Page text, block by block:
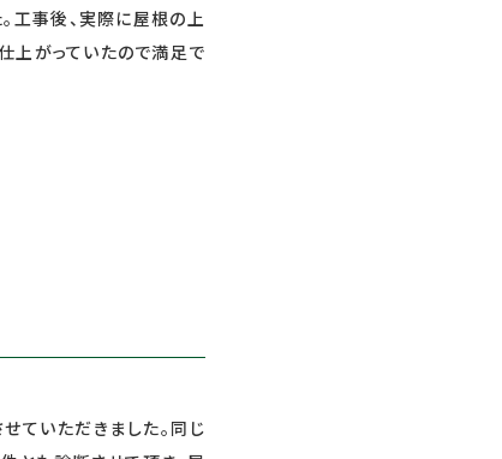
工事後、実際に屋根の上
上がっていたので満足で
ていただきました。同じ